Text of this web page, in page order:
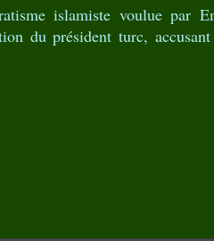
islamiste voulue par
du président turc,